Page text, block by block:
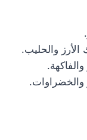
الأرز والحليب.
والخضراوات.